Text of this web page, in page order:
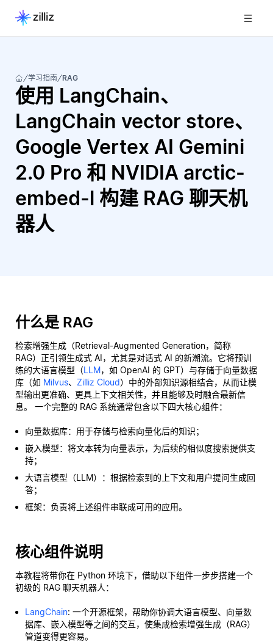
学习指南 RAG
使用 LangChain、
LangChain vector store、
Google Vertex AI Gemini
2.0 Pro 和 NVIDIA arctic-
embed-l 构建 RAG 聊天机
器人
什么是 RAG
检索增强生成（Retrieval-Augmented Generation，简称
RAG）正引领生成式 AI，尤其是对话式 AI 的新潮流。它将预训
练的大语言模型（LLM，如 OpenAI 的 GPT）与存储于向量数据
库（如 Milvus、 Zilliz Cloud）中的外部知识源相结合，从而让模
型输出更准确、更具上下文相关性，并且能够及时融合最新信
息。 一个完整的 RAG 系统通常包含以下四大核心组件：
向量数据库：用于存储与检索向量化后的知识；
嵌入模型：将文本转为向量表示，为后续的相似度搜索提供支
持；
大语言模型（LLM）：根据检索到的上下文和用户提问生成回
答；
框架：负责将上述组件串联成可用的应用。
核心组件说明
本教程将带你在 Python 环境下，借助以下组件一步步搭建一个
初级的 RAG 聊天机器人：
LangChain: 一个开源框架，帮助你协调大语言模型、向量数
据库、嵌入模型等之间的交互，使集成检索增强生成（RAG）
管道变得更容易。